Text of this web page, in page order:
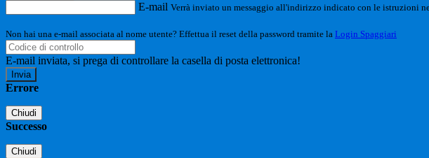
E-mail Verrà inviato un messaggio all'indirizzo indicato con le istruzioni
Non hai una e-mail associata al nome utente? Effettua il reset della password tramite la Login Spaggiari
E-mail inviata, si prega di controllare la casella di posta elettronica!
Errore
Chiudi
Successo
Chiudi